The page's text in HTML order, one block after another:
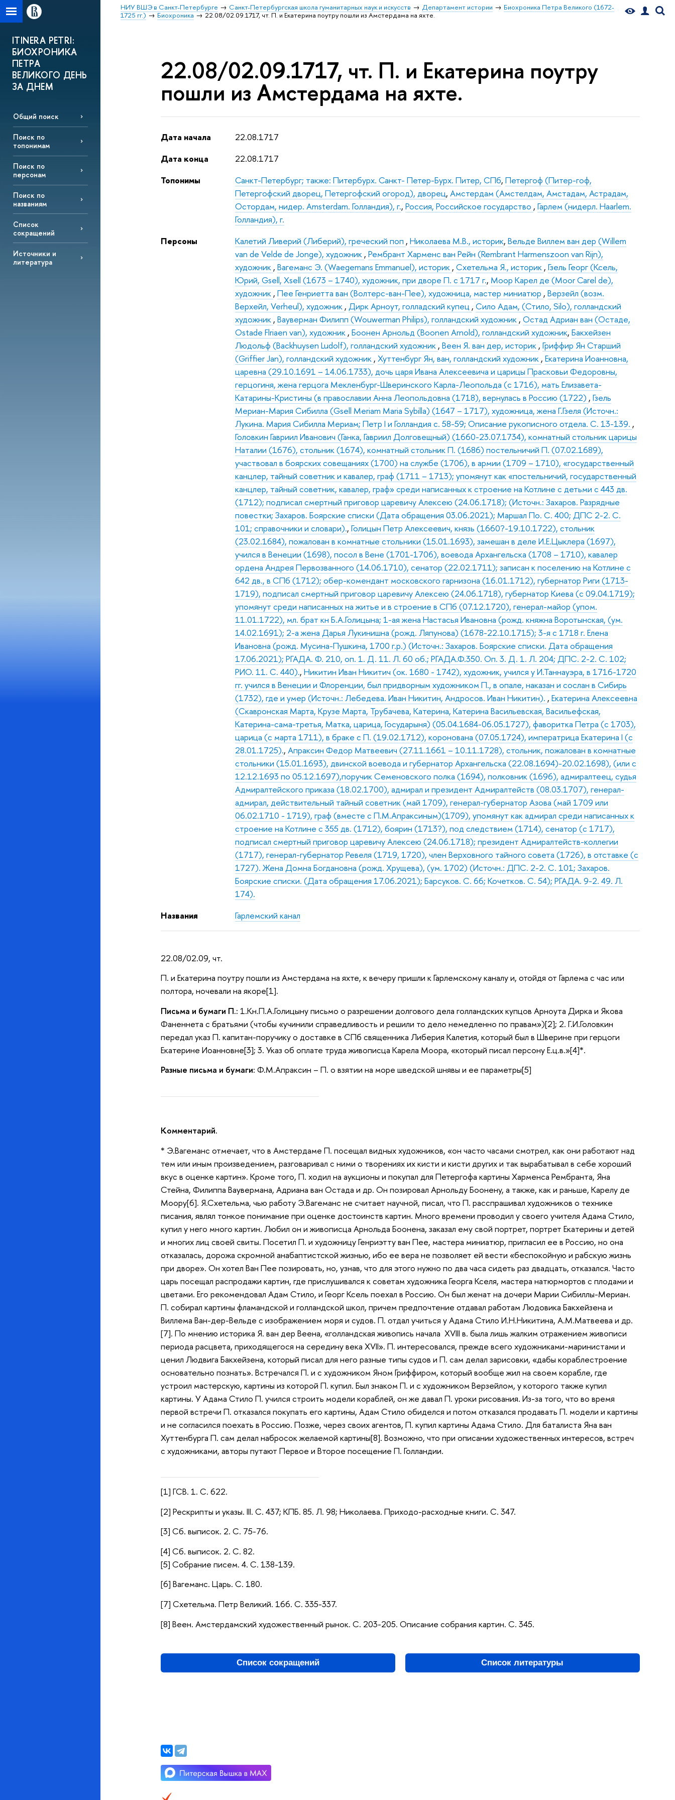
НИУ ВШЭ в Санкт-Петербурге Санкт-Петербургская школа гуманитарных наук и искусств Департамент истории
Биохроника Петра Великого (1672-
1725 гг.)
Биохроника 22.08/02.09.1717, чт. П. и Екатерина поутру пошли из Амстердама на яхте.
ITINERA PETRI:
БИОХРОНИКА
ПЕТРА
ВЕЛИКОГО ДЕНЬ
ЗА ДНЕМ
Общий поиск
Поиск по
топонимам
Поиск по
персонам
Поиск по
названиям
Список
сокращений
Источники и
литература
22.08/02.09.1717, чт. П. и Екатерина поутру
пошли из Амстердама на яхте.
Дата начала
22.08.1717
Дата конца
22.08.1717
Топонимы
Санкт-Петербург; также: Питербурх. Санкт- Петер-Бурх. Питер, СПб,Петергоф (Питер-гоф,
Петергофский дворец, Петергофский огород), дворец,Амстердам (Амстелдам, Амстадам, Астрадам,
Остордам, нидер. Amsterdam. Голландия), г.,Россия, Российское государство ,Гарлем (нидерл. Haarlem.
Голландия), г.
Персоны
Калетий Ливерий (Либерий), греческий поп ,Николаева М.В., историк,Вельде Виллем ван дер (Willem
van de Velde de Jonge), художник ,Рембрант Харменс ван Рейн (Rembrant Harmenszoon van Rijn),
художник ,Вагеманс Э. (Waegemans Emmanuel), историк ,Схетельма Я., историк ,Гзель Георг (Ксель,
Юрий, Gsell, Xsell (1673 – 1740), художник, при дворе П. с 1717 г., Моор Карел де (Moor Carel de),
художник ,Пее Генриетта ван (Волтерс-ван-Пее), художница, мастер миниатюр ,Верзейл (возм.
Верхейл, Verheul), художник ,Дирк Арноут, голладский купец ,Сило Адам, (Стило, Silo), голландский
художник ,Вауверман Филипп (Wouwerman Philips), голландский художник ,Остад Адриан ван (Остаде,
Ostade Flriaen van), художник ,Боонен Арнольд (Boonen Arnold), голландский художник,Бакхейзен
Людольф (Backhuysen Ludolf), голландский художник ,Веен Я. ван дер, историк ,Гриффир Ян Старший
(Griffier Jan), голландский художник ,Хуттенбург Ян, ван, голландский художник ,Екатерина Иоанновна,
царевна (29.10.1691 – 14.06.1733), дочь царя Ивана Алексеевича и царицы Прасковьи Федоровны,
герцогиня, жена герцога Мекленбург-Шверинского Карла-Леопольда (с 1716), мать Елизавета-
Катарины-Кристины (в православии Анна Леопольдовна (1718), вернулась в Россию (1722) ,Гзель
Мериан-Мария Сибилла (Gsell Meriam Maria Sybilla) (1647 – 1717), художница, жена Г.Гзеля (Источн.:
Лукина. Мария Сибилла Мериам; Петр I и Голландия с. 58-59; Описание рукописного отдела. С. 13-139. ,
Головкин Гавриил Иванович (Ганка, Гавриил Долговещный) (1660-23.07.1734), комнатный стольник царицы
Наталии (1676), стольник (1674), комнатный стольник П. (1686) постельничий П. (07.02.1689),
участвовал в боярских совещаниях (1700) на службе (1706), в армии (1709 – 1710), «государственный
канцлер, тайный советник и кавалер, граф (1711 – 1713); упомянут как «постельничий, государственный
канцлер, тайный советник, кавалер, граф» среди написанных к строение на Котлине с детьми с 443 дв.
(1712); подписал смертный приговор царевичу Алексею (24.06.1718); (Источн.: Захаров. Разрядные
повестки; Захаров. Боярские списки (Дата обращения 03.06.2021); Маршал По. С. 400; ДПС 2-2. С.
101; справочники и словари).,Голицын Петр Алексеевич, князь (1660?-19.10.1722), стольник
(23.02.1684), пожалован в комнатные стольники (15.01.1693), замешан в деле И.Е.Цыклера (1697),
учился в Венеции (1698), посол в Вене (1701-1706), воевода Архангельска (1708 – 1710), кавалер
ордена Андрея Первозванного (14.06.1710), сенатор (22.02.1711); записан к поселению на Котлине с
642 дв., в СПб (1712); обер-комендант московского гарнизона (16.01.1712), губернатор Риги (1713-
1719), подписал смертный приговор царевичу Алексею (24.06.1718), губернатор Киева (с 09.04.1719);
упомянут среди написанных на житье и в строение в СПб (07.12.1720), генерал-майор (упом.
11.01.1722), мл. брат кн Б.А.Голицына; 1-ая жена Настасья Ивановна (рожд. княжна Воротынская, (ум.
14.02.1691); 2-а жена Дарья Лукинишна (рожд. Ляпунова) (1678-22.10.1715); 3-я с 1718 г. Елена
Ивановна (рожд. Мусина-Пушкина, 1700 г.р.) (Источн.: Захаров. Боярские списки. Дата обращения
17.06.2021); РГАДА. Ф. 210, оп. 1. Д. 11. Л. 60 об.; РГАДА.Ф.350. Оп. 3. Д. 1. Л. 204; ДПС. 2-2. С. 102;
РИО. 11. С. 440).,Никитин Иван Никитич (ок. 1680 - 1742), художник, учился у И.Таннауэра, в 1716-1720
гг. учился в Венеции и Флоренции, был придворным художником П., в опале, наказан и сослан в Сибирь
(1732), где и умер (Источн.: Лебедева. Иван Никитин, Андросов. Иван Никитин). ,Екатерина Алексеевна
(Скавронская Марта, Крузе Марта, Трубачева, Катерина, Катерина Васильевская, Васильефская,
Катерина-сама-третья, Матка, царица, Государыня) (05.04.1684-06.05.1727), фаворитка Петра (с 1703),
царица (с марта 1711), в браке с П. (19.02.1712), коронована (07.05.1724), императрица Екатерина I (с
28.01.1725).,Апраксин Федор Матвеевич (27.11.1661 – 10.11.1728), стольник, пожалован в комнатные
стольники (15.01.1693), двинской воевода и губернатор Архангельска (22.08.1694)-20.02.1698), (или с
12.12.1693 по 05.12.1697),поручик Семеновского полка (1694), полковник (1696), адмиралтеец, судья
Адмиралтейского приказа (18.02.1700), адмирал и президент Адмиралтейств (08.03.1707), генерал-
адмирал, действительный тайный советник (май 1709), генерал-губернатор Азова (май 1709 или
06.02.1710 - 1719), граф (вместе с П.М.Апраксиным)(1709), упомянут как адмирал среди написанных к
строение на Котлине с 355 дв. (1712), боярин (1713?), под следствием (1714), сенатор (с 1717),
подписал смертный приговор царевичу Алексею (24.06.1718); президент Адмиралтейств-коллегии
(1717), генерал-губернатор Ревеля (1719, 1720), член Верховного тайного совета (1726), в отставке (с
1727). Жена Домна Богдановна (рожд. Хрущева), (ум. 1702) (Источн.: ДПС. 2-2. С. 101; Захаров.
Боярские списки. (Дата обращения 17.06.2021); Барсуков. С. 66; Кочетков. С. 54); РГАДА. 9-2. 49. Л.
174).
Названия
Гарлемский канал
22.08/02.09, чт.
П. и Екатерина поутру пошли из Амстердама на яхте, к вечеру пришли к Гарлемскому каналу и, отойдя от Гарлема с час или
полтора, ночевали на якоре[1].
Письма и бумаги П.: 1.Кн.П.А.Голицыну письмо о разрешении долгового дела голландских купцов Арноута Дирка и Якова
Фаненнета с братьями (чтобы «учинили справедливость и решили то дело немедленно по правам»)[2]; 2. Г.И.Головкин
передал указ П. капитан-поручику о доставке в СПб священника Либерия Калетия, который был в Шверине при герцоги
Екатерине Иоанновне[3]; 3. Указ об оплате труда живописца Карела Моора, «который писал персону Е.ц.в.»[4]*.
Разные письма и бумаги: Ф.М.Апраксин – П. о взятии на море шведской шнявы и ее параметры[5]
Комментарий.
* Э.Вагеманс отмечает, что в Амстердаме П. посещал видных художников, «он часто часами смотрел, как они работают над
тем или иным произведением, разговаривал с ними о творениях их кисти и кисти других и так вырабатывал в себе хороший
вкус в оценке картин». Кроме того, П. ходил на аукционы и покупал для Петергофа картины Харменса Рембранта, Яна
Стейна, Филиппа Ваувермана, Адриана ван Остада и др. Он позировал Арнольду Боонену, а также, как и раньше, Карелу де
Моору[6]. Я.Схетельма, чью работу Э.Вагеманс не считает научной, писал, что П. расспрашивал художников о технике
писания, являл тонкое понимание при оценке достоинств картин. Много времени проводил у своего учителя Адама Стило,
купил у него много картин. Любил он и живописца Арнольда Боонена, заказал ему свой портрет, портрет Екатерины и детей
и многих лиц своей свиты. Посетил П. и художницу Генриэтту ван Пее, мастера миниатюр, пригласил ее в Россию, но она
отказалась, дорожа скромной анабаптистской жизнью, ибо ее вера не позволяет ей вести «беспокойную и рабскую жизнь
при дворе». Он хотел Ван Пее позировать, но, узнав, что для этого нужно по два часа сидеть раз двадцать, отказался. Часто
царь посещал распродажи картин, где прислушивался к советам художника Георга Кселя, мастера натюрмортов с плодами и
цветами. Его рекомендовал Адам Стило, и Георг Ксель поехал в Россию. Он был женат на дочери Марии Сибиллы-Мериан.
П. собирал картины фламандской и голландской школ, причем предпочтение отдавал работам Людовика Бакхейзена и
Виллема Ван-дер-Вельде с изображением моря и судов. П. отдал учиться у Адама Стило И.Н.Никитина, А.М.Матвеева и др.
[7]. По мнению историка Я. ван дер Веена, «голландская живопись начала XVIII в. была лишь жалким отражением живописи
периода расцвета, приходящегося на середину века XVII». П. интересовался, прежде всего художниками-маринистами и
ценил Людвига Бакхейзена, который писал для него разные типы судов и П. сам делал зарисовки, «дабы кораблестроение
основательно познать». Встречался П. и с художником Яном Гриффиром, который вообще жил на своем корабле, где
устроил мастерскую, картины из которой П. купил. Был знаком П. и с художником Верзейлом, у которого также купил
картины. У Адама Стило П. учился строить модели кораблей, он же давал П. уроки рисования. Из-за того, что во время
первой встречи П. отказался покупать его картины, Адам Стило обиделся и потом отказался продавать П. модели и картины
и не согласился поехать в Россию. Позже, через своих агентов, П. купил картины Адама Стило. Для баталиста Яна ван
Хуттенбурга П. сам делал набросок желаемой картины[8]. Возможно, что при описании художественных интересов, встреч
с художниками, авторы путают Первое и Второе посещение П. Голландии.
[1] ГСВ. 1. С. 622.
[2] Рескрипты и указы. III. С. 437; КПБ. 85. Л. 98; Николаева. Приходо-расходные книги. С. 347.
[3] Сб. выписок. 2. С. 75-76.
[4] Сб. выписок. 2. С. 82.
[5] Собрание писем. 4. С. 138-139.
[6] Вагеманс. Царь. С. 180.
[7] Схетельма. Петр Великий. 166. С. 335-337.
[8] Веен. Амстердамский художественный рынок. С. 203-205. Описание собрания картин. С. 345.
Список сокращений Список литературы